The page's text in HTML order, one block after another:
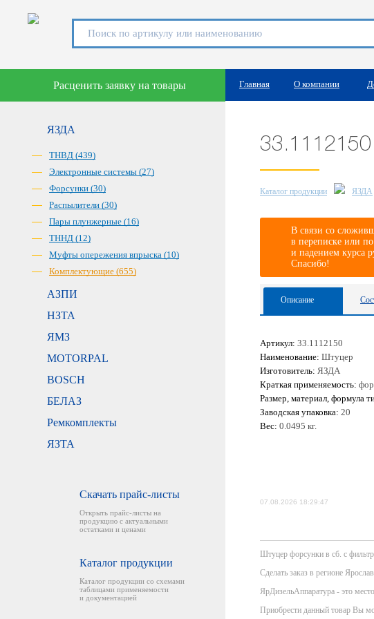
Расценить заявку на товары Главная О компании
ЯЗДА
ТНВД (439)
Электронные системы (27)
Форсунки (30)
Распылители (30)
Пары плунжерные (16)
ТННД (12)
Муфты опережения впрыска (10)
Комплектующие (655)
АЗПИ
НЗТА
ЯМЗ
MOTORPAL
BOSCH
БЕЛАЗ
Ремкомплекты
ЯЗТА
Скачать прайс-листы
Открыть прайс-листы на
продукцию с актуальными
остатками и ценами
Каталог продукции
Каталог продукции со схемами
таблицами применяемости
и документацией
Каталог продукции ЯЗДА
В связи со
в переписке или
и падением курса
Спасибо!
Описание
Артикул: 33.1112150
Наименование: Штуцер
Изготовитель: ЯЗДА
Краткая применяемость:
Размер, материал, формула
Заводская упаковка: 20
Вес: 0.0495 кг.
07.08.2026 18:29:47
Штуцер форсунки в сб. с
Сделать заказ в регионе
ЯрДизельАппаратура - это
Приобрести данный товар Вы